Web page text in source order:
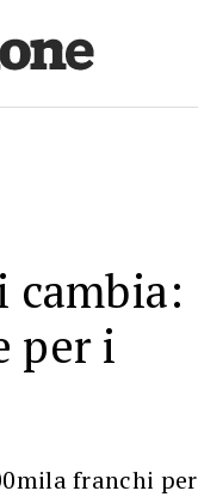
cambia:
per i
franchi per